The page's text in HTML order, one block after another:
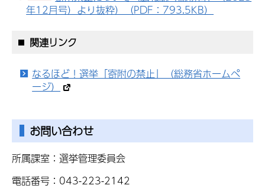
年12月号）より抜粋）（PDF：793.5KB）
関連リンク
なるほど！選挙「寄附の禁止」（総務省ホームペ
ージ）
お問い合わせ
所属課室：選挙管理委員会
電話番号：043-223-2142